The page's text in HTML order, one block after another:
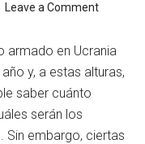
Leave a Comment
armado en Ucrania
y, a estas alturas,
saber cuánto
serán los
Sin embargo, ciertas